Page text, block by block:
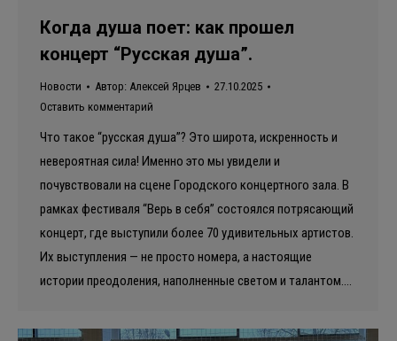
Когда душа поет: как прошел
концерт “Русская душа”.
Новости Автор: Алексей Ярцев
27.10.2025
Оставить комментарий
Что такое “русская душа”? Это широта, искренность и
невероятная сила! Именно это мы увидели и
почувствовали на сцене Городского концертного зала. В
рамках фестиваля “Верь в себя” состоялся потрясающий
концерт, где выступили более 70 удивительных артистов.
Их выступления — не просто номера, а настоящие
истории преодоления, наполненные светом и талантом.…